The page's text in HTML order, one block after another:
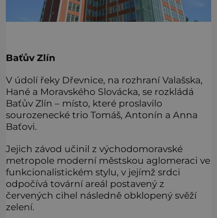
Baťův Zlín
V údolí řeky Dřevnice, na rozhraní Valašska,
Hané a Moravského Slovácka, se rozkládá
Baťův Zlín – místo, které proslavilo
sourozenecké trio Tomáš, Antonín a Anna
Baťovi.
Jejich závod učinil z východomoravské
metropole moderní městskou aglomeraci ve
funkcionalistickém stylu, v jejímž srdci
odpočívá tovární areál postavený z
červených cihel následně obklopený svěží
zelení.